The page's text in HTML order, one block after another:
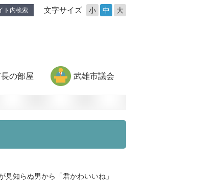
ト内検索 文字サイズ 小 中 大
の部屋 武雄市議会
知らぬ男から「君かわいいね」